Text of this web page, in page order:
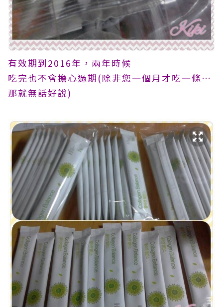
有效期到2016年，兩年時候
吃完也不會擔心過期(除非您一個月才吃一條…
那就無話好說)